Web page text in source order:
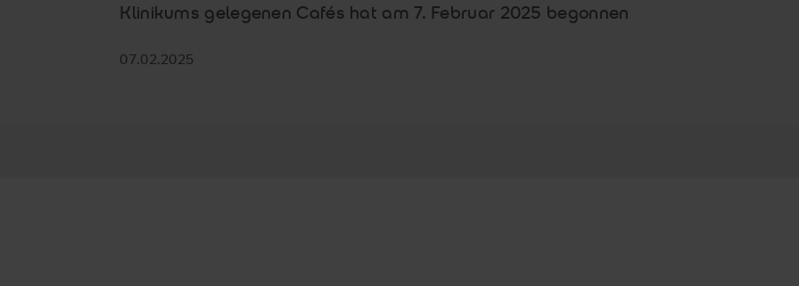
Klinikums gelegenen Cafés hat am 7. Februar 2025 begonnen
07.02.2025